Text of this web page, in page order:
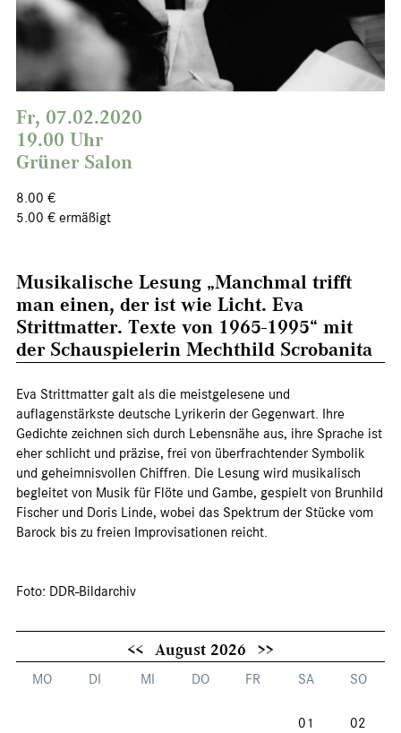
Fr, 07.02.2020
19.00 Uhr
Grüner Salon
8.00 €
5.00 € ermäßigt
Musikalische Lesung „Manchmal trifft
man einen, der ist wie Licht. Eva
Strittmatter. Texte von 1965-1995“ mit
der Schauspielerin Mechthild Scrobanita
Eva Strittmatter galt als die meistgelesene und
auflagenstärkste deutsche Lyrikerin der Gegenwart. Ihre
Gedichte zeichnen sich durch Lebensnähe aus, ihre Sprache ist
eher schlicht und präzise, frei von überfrachtender Symbolik
und geheimnisvollen Chiffren. Die Lesung wird musikalisch
begleitet von Musik für Flöte und Gambe, gespielt von Brunhild
Fischer und Doris Linde, wobei das Spektrum der Stücke vom
Barock bis zu freien Improvisationen reicht.
Foto: DDR-Bildarchiv
<< August 2026 >>
MO DI MI DO FR SA SO
01 02